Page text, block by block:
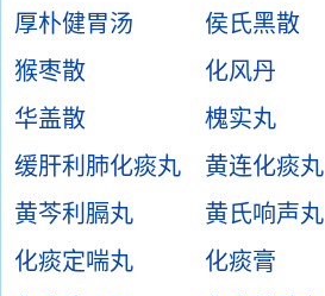
厚朴健胃汤
侯氏黑散
猴枣散
化风丹
华盖散
槐实丸
缓肝利肺化痰丸
黄连化痰丸
黄芩利膈丸
黄氏响声丸
化痰定喘丸
化痰膏